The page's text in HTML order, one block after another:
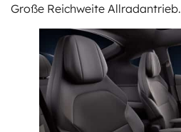
Große Reichweite Allradantrieb.